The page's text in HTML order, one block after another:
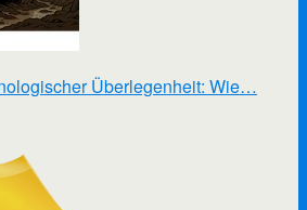
Überlegenheit: Wie…